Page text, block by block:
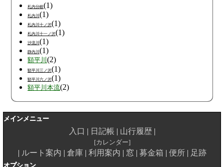
札内分岐(1)
札内川 (1)
札内川十ノ沢(1)
札内川十一ノ沢(1)
沙流川 (1)
静内川 (1)
額平川 (2)
額平川三ノ沢(1)
額平川六ノ沢(1)
額平川本流(2)
メインメニュー
入口 日記帳 山行履歴
カレンダー
ルート案内 倉庫 利用案内 窓 募金箱 便所 足跡
オプション